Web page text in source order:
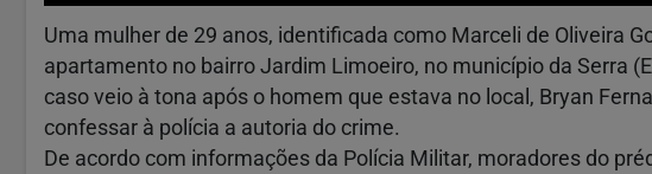
Uma mulher de 29 anos, identificada como Marceli de Oliveira
apartamento no bairro Jardim Limoeiro, no município da Serra
caso veio à tona após o homem que estava no local, Bryan
confessar à polícia a autoria do crime.
De acordo com informações da Polícia Militar, moradores do